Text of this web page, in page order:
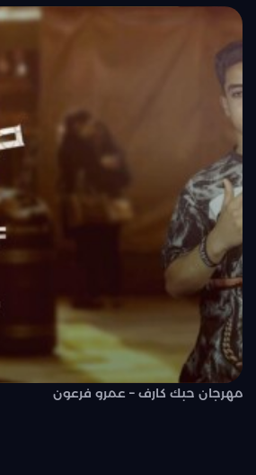
مهرجان حبك كارف – عمرو فرعون